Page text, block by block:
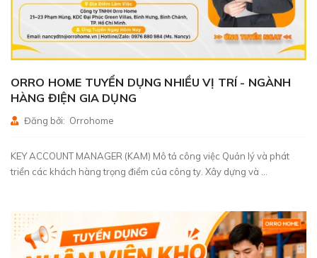
ORRO HOME TUYỂN DỤNG NHIỀU VỊ TRÍ - NGÀNH
HÀNG ĐIỆN GIA DỤNG
Đăng bởi: Orrohome
KEY ACCOUNT MANAGER (KAM) Mô tả công việc Quản lý và phát
triển các khách hàng trọng điểm của công ty. Xây dựng và ...